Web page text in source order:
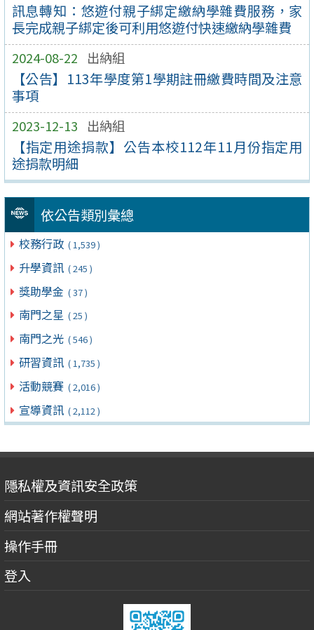
訊息轉知：悠遊付親子綁定繳納學雜費服務，家
長完成親子綁定後可利用悠遊付快速繳納學雜費
2024-08-22 出納組
【公告】113年學度第1學期註冊繳費時間及注意
事項
2023-12-13 出納組
【指定用途捐款】公告本校112年11月份指定用
途捐款明細
依公告類別彙總
校務行政 ( 1,539 )
升學資訊 ( 245 )
獎助學金 ( 37 )
南門之星 ( 25 )
南門之光 ( 546 )
研習資訊 ( 1,735 )
活動競賽 ( 2,016 )
宣導資訊 ( 2,112 )
隱私權及資訊安全政策
網站著作權聲明
操作手冊
登入